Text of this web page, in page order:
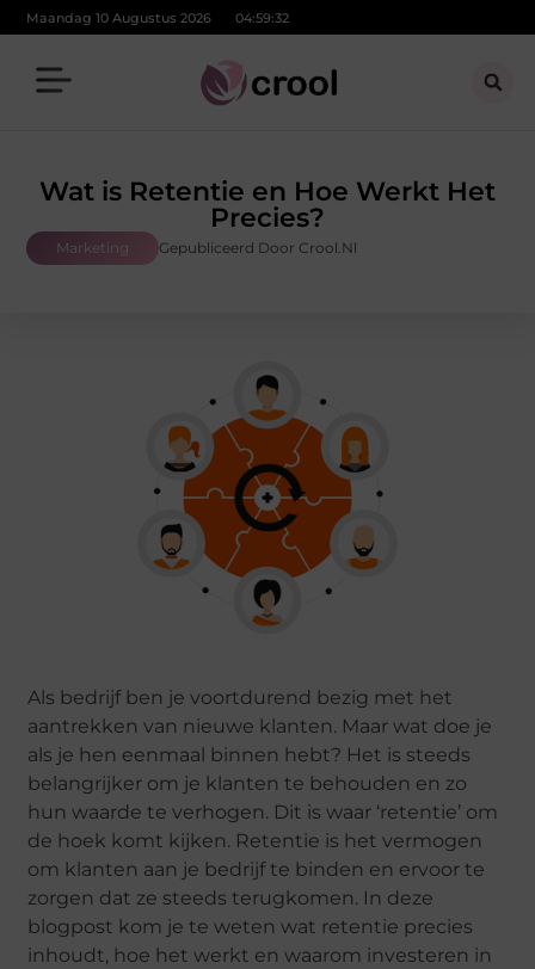
Maandag 10 Augustus 2026 04:59:33
Wat is Retentie en Hoe Werkt Het
Precies?
Marketing Gepubliceerd Door Crool.nl
Als bedrijf ben je voortdurend bezig met het
aantrekken van nieuwe klanten. Maar wat doe je
als je hen eenmaal binnen hebt? Het is steeds
belangrijker om je klanten te behouden en zo
hun waarde te verhogen. Dit is waar ‘retentie’ om
de hoek komt kijken. Retentie is het vermogen
om klanten aan je bedrijf te binden en ervoor te
zorgen dat ze steeds terugkomen. In deze
blogpost kom je te weten wat retentie precies
inhoudt, hoe het werkt en waarom investeren in